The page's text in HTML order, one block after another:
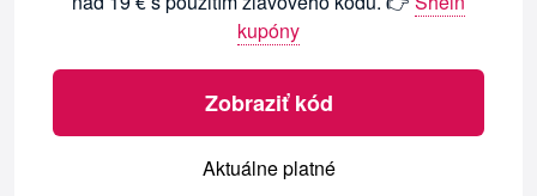
kupóny
Zobraziť kód
Aktuálne platné